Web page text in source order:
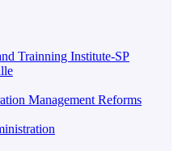
Trainning Institute-SP
Management Reforms